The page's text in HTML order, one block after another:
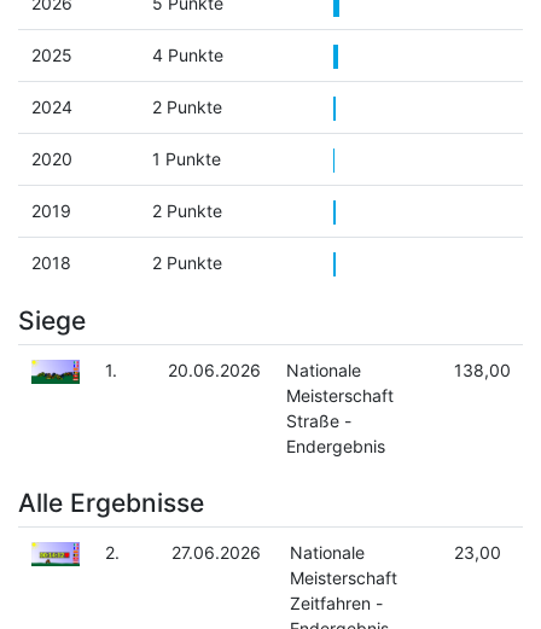
2025 4 Punkte
2024 2 Punkte
2020 1 Punkte
2019 2 Punkte
2018 2 Punkte
Siege
1. 20.06.2026
Nationale
Meisterschaft
Straße -
Endergebnis
138,00
Alle Ergebnisse
2. 27.06.2026
Nationale
Meisterschaft
Zeitfahren -
23,00